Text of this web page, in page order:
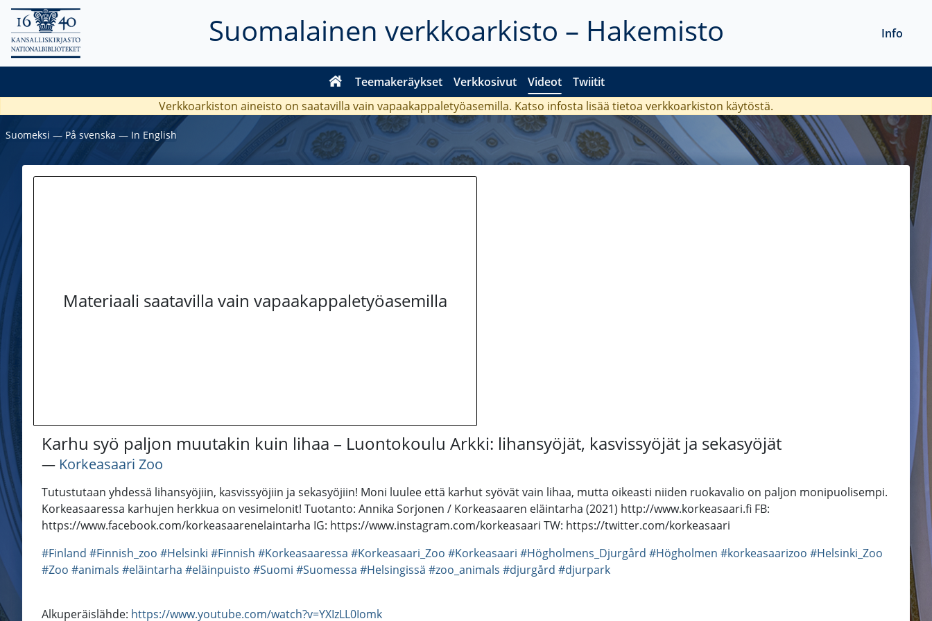
Suomalainen verkkoarkisto – Hakemisto
Teemakeräykset Verkkosivut Videot Twiitit
Info
Verkkoarkiston aineisto on saatavilla vain vapaakappaletyöasemilla. Katso infosta lisää tietoa verkkoarkiston käytöstä.
Suomeksi ― På svenska ― In English
Materiaali saatavilla vain vapaakappaletyöasemilla
Karhu syö paljon muutakin kuin lihaa – Luontokoulu Arkki: lihansyöjät, kasvissyöjät ja sekasyöjät
― Korkeasaari Zoo
Tutustutaan yhdessä lihansyöjiin, kasvissyöjiin ja sekasyöjiin! Moni luulee että karhut syövät vain lihaa, mutta oikeasti niiden ruokavalio on paljon monipuolisempi.
Korkeasaaressa karhujen herkkua on vesimelonit! Tuotanto: Annika Sorjonen / Korkeasaaren eläintarha (2021) http://www.korkeasaari.fi FB:
https://www.facebook.com/korkeasaarenelaintarha IG: https://www.instagram.com/korkeasaari TW: https://twitter.com/korkeasaari
#Finland #Finnish_zoo #Helsinki #Finnish #Korkeasaaressa #Korkeasaari_Zoo #Korkeasaari #Högholmens_Djurgård #Högholmen #korkeasaarizoo #Helsinki_Zoo
#Zoo #animals #eläintarha #eläinpuisto #Suomi #Suomessa #Helsingissä #zoo_animals #djurgård #djurpark
Alkuperäislähde: https://www.youtube.com/watch?v=YXIzLL0Iomk